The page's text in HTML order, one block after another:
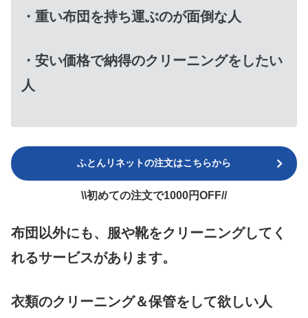
・重い布団を持ち運ぶのが面倒な人
・安い価格で納得のクリーニングをしたい
人
ふとんリネットの注文はこちらから
\\初めての注文で1000円OFF//
布団以外にも、服や靴をクリーニングしてく
れるサービスがあります。
衣類のクリーニング＆保管をして欲しい人